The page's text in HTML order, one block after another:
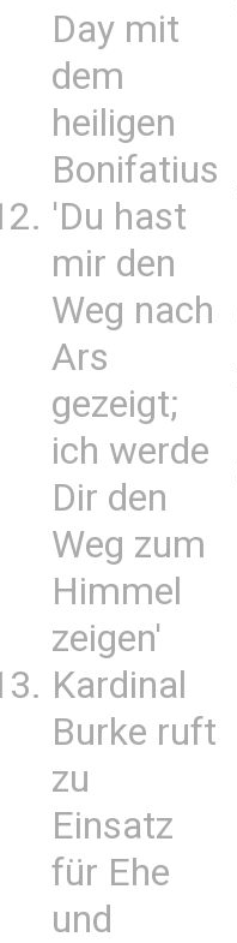
Day mit
dem
heiligen
Bonifatius
'Du hast
mir den
Weg nach
Ars
gezeigt;
ich werde
Dir den
Weg zum
Himmel
zeigen'
Kardinal
Burke ruft
zu
Einsatz
für Ehe
und